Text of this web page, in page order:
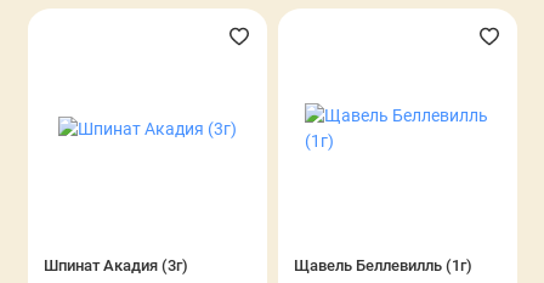
Шпинат Акадия (3г) Щавель Беллевилль (1г)